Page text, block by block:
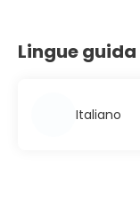
Lingue guida
Italiano